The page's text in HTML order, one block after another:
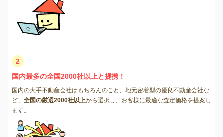
2
国内最多の全国2000社以上と提携！
国内の大手不動産会社はもちろんのこと、地元密着型の優良不動産会社な
ど、 全国の厳選2000社以上から選択し、お客様に最適な査定価格を提案し
ます。